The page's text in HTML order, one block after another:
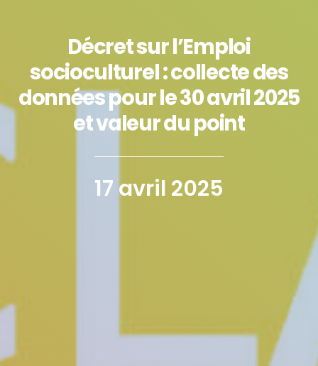
Décret sur l’Emploi
socioculturel : collecte des
données pour le 30 avril 2025
et valeur du point
17 avril 2025